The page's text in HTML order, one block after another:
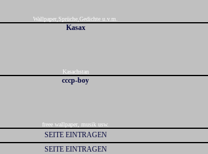
Wallpaper,Sprüche,Gedichte u.v.m.
Kasax
Kasachstan
cccp-boy
freee wallpaper, musik usw.
SEITE EINTRAGEN
SEITE EINTRAGEN